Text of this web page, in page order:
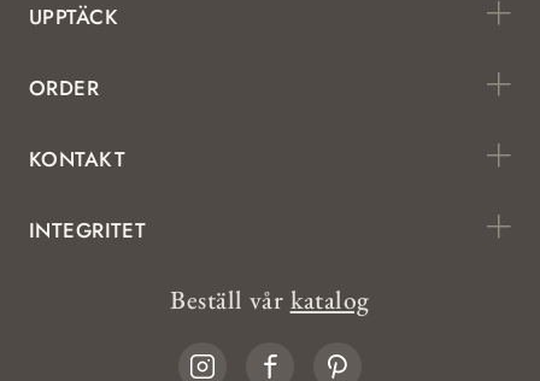
UPPTÄCK
ORDER
KONTAKT
INTEGRITET
Beställ vår katalog